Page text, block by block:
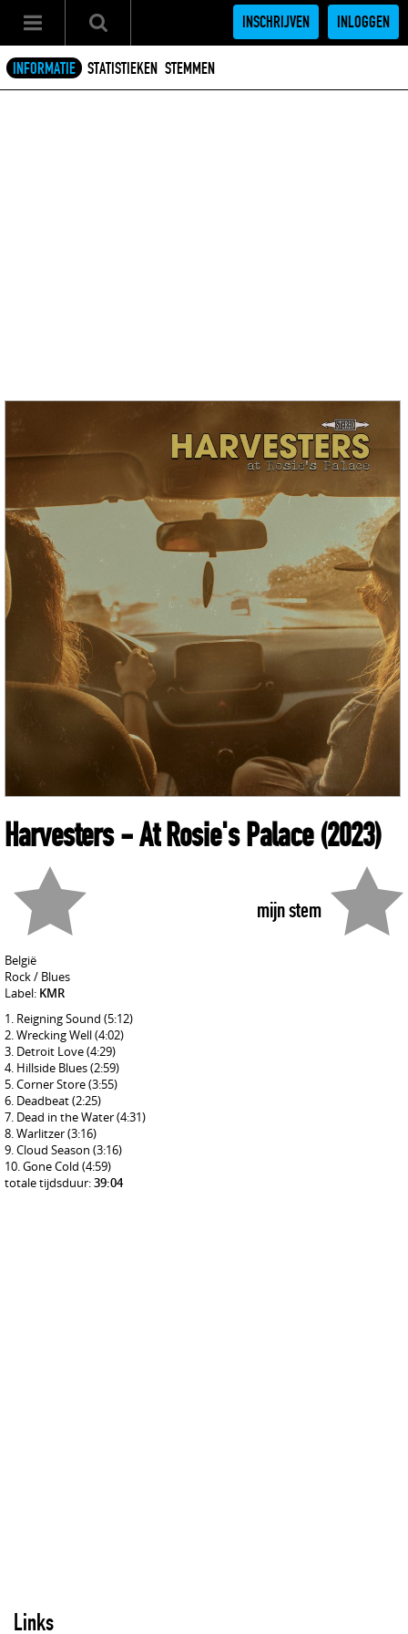
INSCHRIJVEN INLOGGEN
INFORMATIE STATISTIEKEN STEMMEN
Harvesters- At Rosie's Palace(2023)
mijn stem
België
Rock / Blues
Label: KMR
Reigning Sound (5:12)
Wrecking Well(4:02)
Detroit Love(4:29)
Hillside Blues(2:59)
Corner Store(3:55)
Deadbeat(2:25)
Dead in the Water(4:31)
Warlitzer(3:16)
Cloud Season (3:16)
Gone Cold (4:59)
totale tijdsduur:39:04
Links